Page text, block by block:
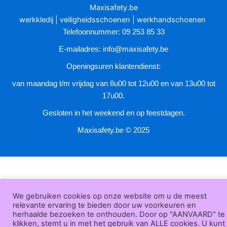
worden
de
Maxisafety.be
werkkledij
veiligheidsschoenen werkhandschoenen
Telefoonnummer: 09 253 85 33
E-mailadres: info@maxisafety.be
Openingsuren klantendienst:
van maandag t/m vrijdag van 8u00 tot 12u00 en van 13u00 tot
17u00.
Gesloten in het weekend en op feestdagen.
Maxisafety.be © 2025
We gebruiken cookies op onze website om u de meest
relevante ervaring te bieden door uw voorkeuren en
herhaalde bezoeken te onthouden. Door op "AANVAARD" te
klikken, stemt u in met het gebruik van ALLE cookies. U kunt